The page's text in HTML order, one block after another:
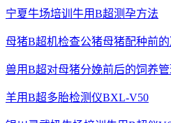
宁夏牛场培训牛用B超测孕方法
母猪B超机检查公猪母猪配种前
兽用B超对母猪分娩前后的饲养管
羊用B超多胎检测仪BXL-V50